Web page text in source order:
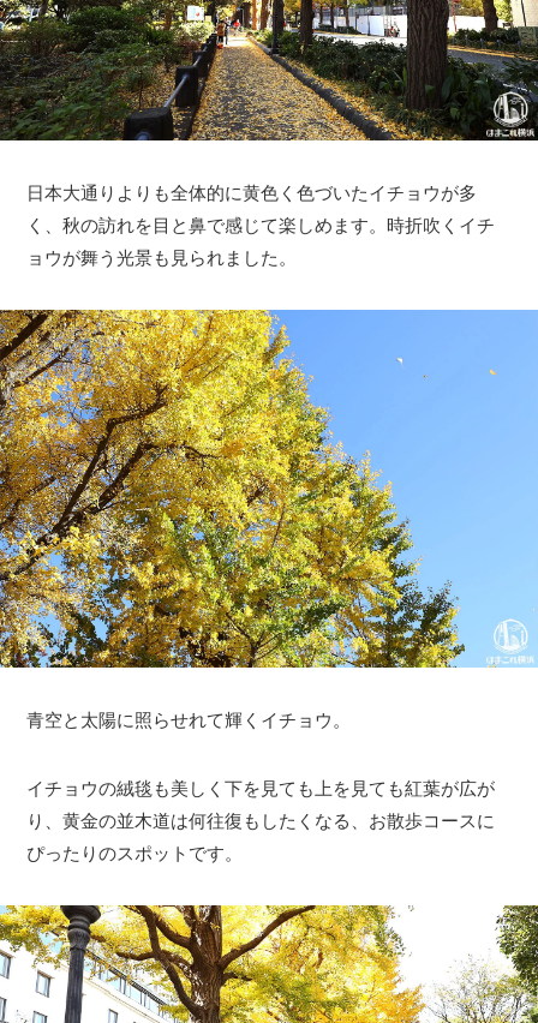
日本大通りよりも全体的に黄色く色づいたイチョウが多
く、秋の訪れを目と鼻で感じて楽しめます。時折吹くイチ
ョウが舞う光景も見られました。
青空と太陽に照らせれて輝くイチョウ。
イチョウの絨毯も美しく下を見ても上を見ても紅葉が広が
り、黄金の並木道は何往復もしたくなる、お散歩コースに
ぴったりのスポットです。